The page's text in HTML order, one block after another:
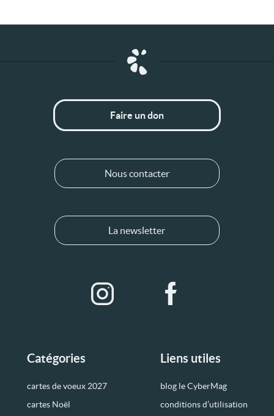
Catégories
cartes de voeux 2027
cartes Noël
Liens utiles
blog le CyberMag
conditions d’utilisation
Faire un don
Nous contacter
La newsletter